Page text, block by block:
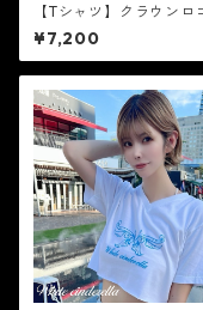
【Tシャツ】クラウンロ
ールドラメ］
¥7,200